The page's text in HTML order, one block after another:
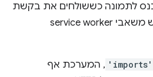
לתמונה כששולחים את בקשת
ה-HTTP כדי לבדוק אם יש משאבי service worker
'imports' , המערכת אף